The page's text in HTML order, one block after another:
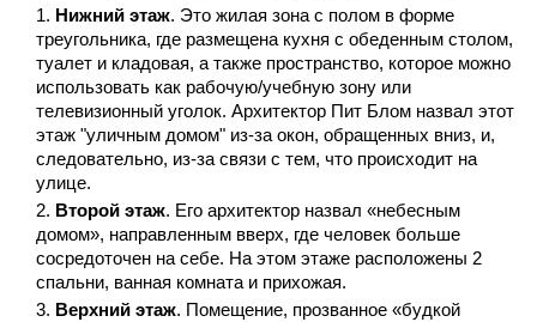
Нижний этаж. Это жилая зона с полом в форме
треугольника, где размещена кухня с обеденным столом,
туалет и кладовая, а также пространство, которое можно
использовать как рабочую/учебную зону или
телевизионный уголок. Архитектор Пит Блом назвал этот
этаж "уличным домом" из-за окон, обращенных вниз, и,
следовательно, из-за связи с тем, что происходит на
улице.
Второй этаж. Его архитектор назвал «небесным
домом», направленным вверх, где человек больше
сосредоточен на себе. На этом этаже расположены 2
спальни, ванная комната и прихожая.
Верхний этаж. Помещение, прозванное «будкой